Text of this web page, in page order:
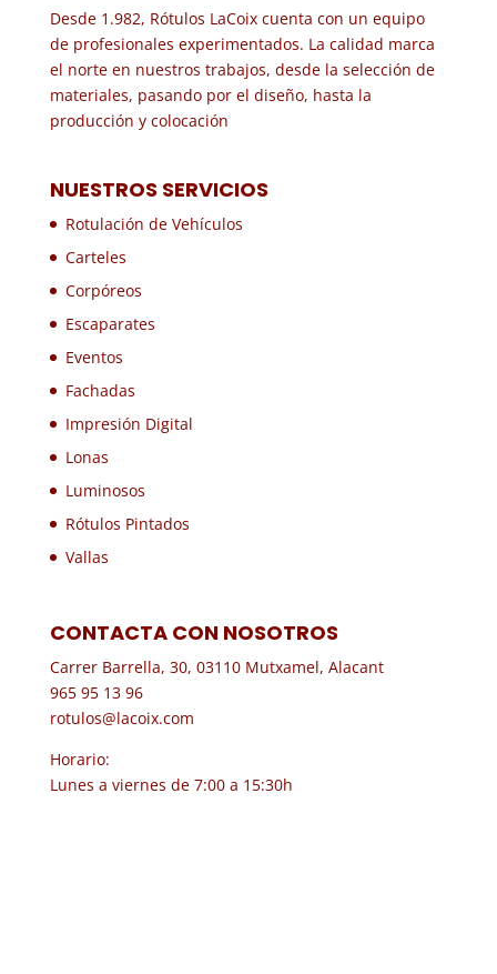
Desde 1.982, Rótulos LaCoix cuenta con un equipo
de profesionales experimentados. La calidad marca
el norte en nuestros trabajos, desde la selección de
materiales, pasando por el diseño, hasta la
producción y colocación
NUESTROS SERVICIOS
Rotulación de Vehículos
Carteles
Corpóreos
Escaparates
Eventos
Fachadas
Impresión Digital
Lonas
Luminosos
Rótulos Pintados
Vallas
CONTACTA CON NOSOTROS
Carrer Barrella, 30, 03110 Mutxamel, Alacant
965 95 13 96
rotulos@lacoix.com
Horario:
Lunes a viernes de 7:00 a 15:30h